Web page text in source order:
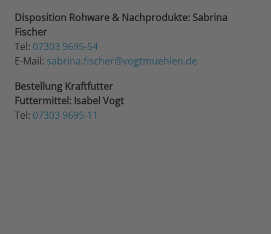
Disposition Rohware & Nachprodukte: Sabrina
Fischer
Tel: 07303 9695-54
E-Mail: sabrina.fischer@vogtmuehlen.de
Bestellung Kraftfutter
Futtermittel: Isabel Vogt
Tel: 07303 9695-11